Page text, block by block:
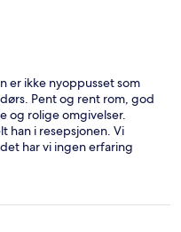
er ikke nyoppusset som
Pent og rent rom, god
og rolige omgivelser.
han i resepsjonen. Vi
har vi ingen erfaring
her, hadde det nok vært
stoler, noe for barna